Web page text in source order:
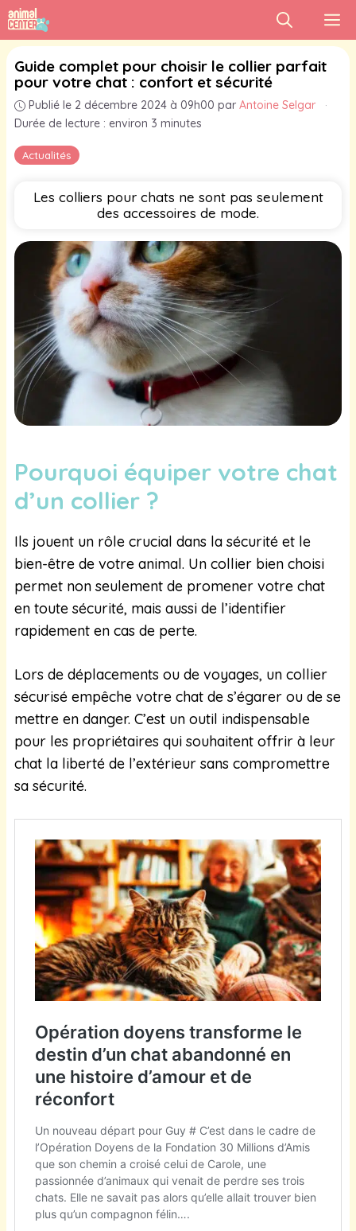
Aller
au
contenu
Actualités
Guide complet pour choisir le collier parfait
pour votre chat : confort et sécurité
Publié le 2 décembre 2024 à 09h00 par Antoine Selgar
·
Durée de lecture : environ 3 minutes
Les colliers pour chats ne sont pas seulement
des accessoires de mode.
Pourquoi équiper votre chat
d’un collier ?
Ils jouent un rôle crucial dans la sécurité et le
bien-être de votre animal. Un collier bien choisi
permet non seulement de promener votre chat
en toute sécurité, mais aussi de l’identifier
rapidement en cas de perte.
Lors de déplacements ou de voyages, un collier
sécurisé empêche votre chat de s’égarer ou de se
mettre en danger. C’est un outil indispensable
pour les propriétaires qui souhaitent offrir à leur
chat la liberté de l’extérieur sans compromettre
sa sécurité.